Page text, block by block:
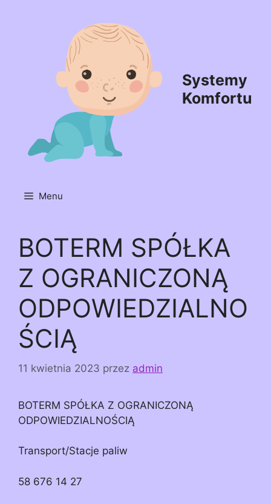
Systemy
Komfortu
Menu
BOTERM SPÓŁKA
Z OGRANICZONĄ
ODPOWIEDZIALNO
ŚCIĄ
11 kwietnia 2023 przez admin
BOTERM SPÓŁKA Z OGRANICZONĄ
ODPOWIEDZIALNOŚCIĄ
Transport/Stacje paliw
58 676 14 27